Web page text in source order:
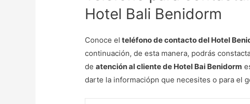
Hotel Bali Benidorm
Conoce el teléfono de contacto del Hotel
continuación, de esta manera, podrás
deatención al cliente de Hotel Bai Benidorm
darte la informaciópn que necesites o para el